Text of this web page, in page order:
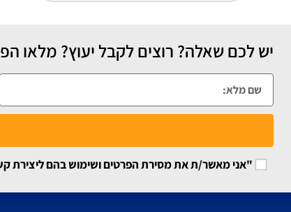
יש לכם שאלה? רוצים לקבל יעוץ? מלאו
"אני מאשר/ת את מסירת הפרטים ושימוש בהם ליצירת